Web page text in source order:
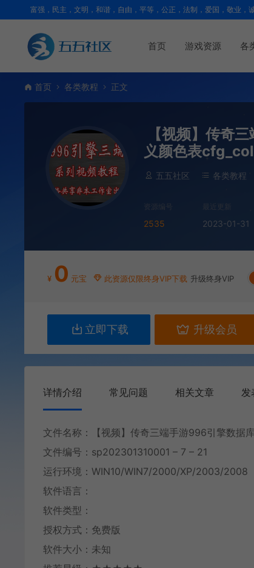
富强，民主，文明，和谐，自由，平等，公正，法制，爱国，敬业，
首页 游戏资源 各
首页 各类教程 正文
【视频】传奇
义颜色表
五五社区 各类教程
资源编号
2535 2023-01-31
¥ 0 元宝 此资源仅限终身VIP下载 升级终身VIP
立即下载 升级会员
详情介绍 常见问题 相关文章 发
文件名称：【视频】传奇三端手游996引擎数据
文件编号：sp202301310001 – 7 – 21
运行环境：WIN10/WIN7/2000/XP/2003/2008
软件语言：
软件类型：
授权方式：免费版
软件大小：未知